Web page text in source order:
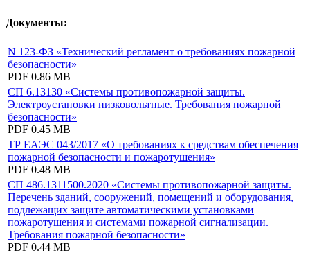
Документы:
N 123-ФЗ «Технический регламент о требованиях пожарной
безопасности»
PDF 0.86 MB
СП 6.13130 «Системы противопожарной защиты.
Электроустановки низковольтные. Требования пожарной
безопасности»
PDF 0.45 MB
ТР ЕАЭС 043/2017 «О требованиях к средствам обеспечения
пожарной безопасности и пожаротушения»
PDF 0.48 MB
СП 486.1311500.2020 «Системы противопожарной защиты.
Перечень зданий, сооружений, помещений и оборудования,
подлежащих защите автоматическими установками
пожаротушения и системами пожарной сигнализации.
Требования пожарной безопасности»
PDF 0.44 MB